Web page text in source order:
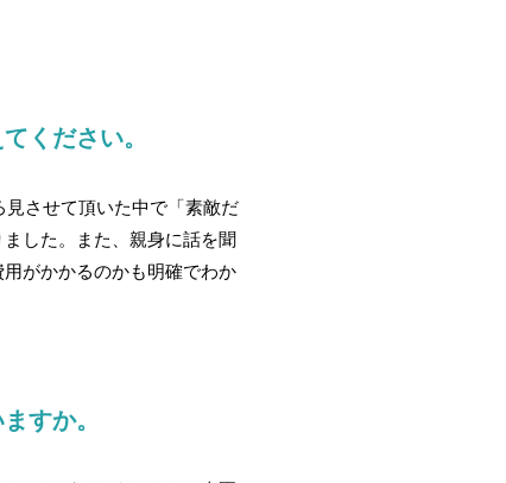
ください。
させて頂いた中で「素敵だ
した。また、親身に話を聞
がかかるのかも明確でわか
すか。